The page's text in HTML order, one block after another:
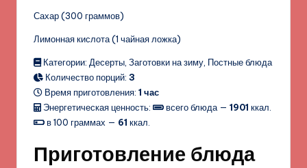
Сахар (300 граммов)
Лимонная кислота (1 чайная ложка)
Категории: Десерты, Заготовки на зиму, Постные блюда
Количество порций: 3
Время приготовления: 1 час
Энергетическая ценность:
всего блюда — 1901 ккал.
в 100 граммах — 61 ккал.
Приготовление блюда